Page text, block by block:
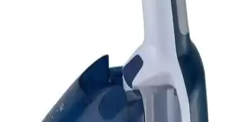
Grundig ST 6150 L ve Xiaomi Portatif Steamer modellerinin
özellikleri, kullanıcı yorumları ve karşılaştırması. Hangi ürün
ihtiyaçlarınıza uygun olduğunu belirlemenize yardımcı olur.
Grundig ST 7950 1600W Buharlı Ütü: Güçlü
Performans ve Kullanım Kolaylığı
Grundig ST 7950 1600W buharlı ütü, yüksek performans, dayanıklı
seramik taban ve pratik özellikleriyle kıyafetlerinizi zahmetsizce
ütülemenizi sağlar.
Tefal ve Philips Buharlı Ütülerinin Karşılaştırması: